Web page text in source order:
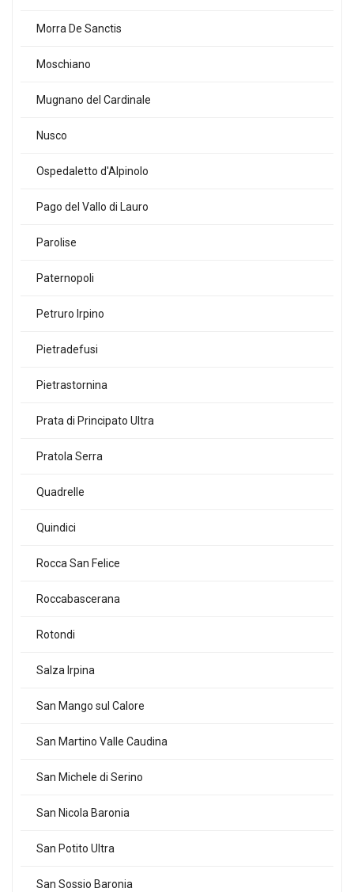
Morra De Sanctis
Moschiano
Mugnano del Cardinale
Nusco
Ospedaletto d'Alpinolo
Pago del Vallo di Lauro
Parolise
Paternopoli
Petruro Irpino
Pietradefusi
Pietrastornina
Prata di Principato Ultra
Pratola Serra
Quadrelle
Quindici
Rocca San Felice
Roccabascerana
Rotondi
Salza Irpina
San Mango sul Calore
San Martino Valle Caudina
San Michele di Serino
San Nicola Baronia
San Potito Ultra
San Sossio Baronia